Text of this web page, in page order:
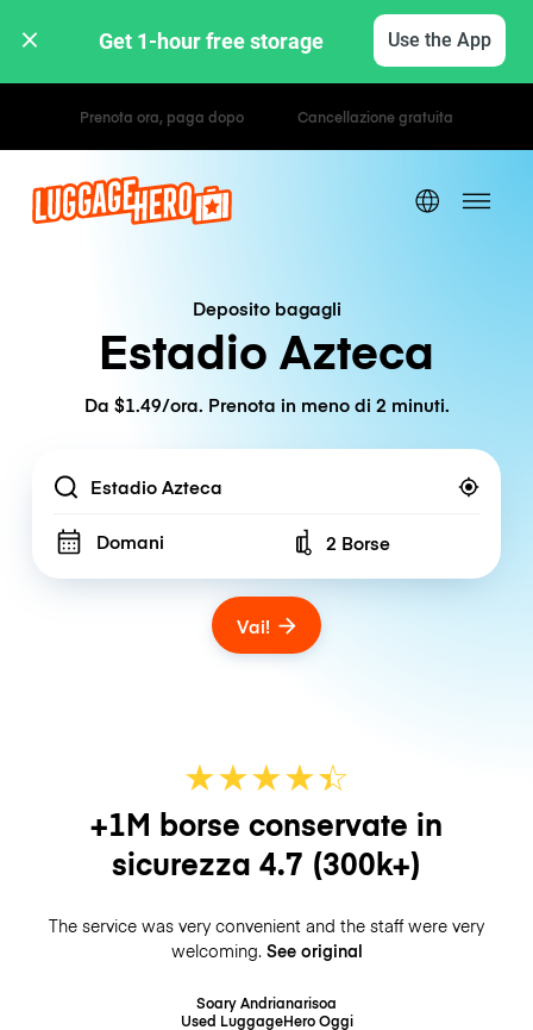
Get 1-hour free storage Use the App
Tariffe orarie / giornaliere
Deposito bagagli
Estadio Azteca
Da $1.49/ora. Prenota in meno di 2 minuti.
Location
Domani Number of bags
2 Borse
Vai!
★★★★☆
★
+1M borse conservate in
sicurezza 4.7 (300k+)
The service was very convenient and the staff were very
welcoming. See original
Soary Andrianarisoa
Used LuggageHeroOggi